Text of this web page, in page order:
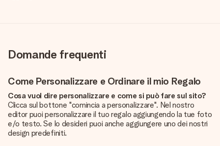
Domande frequenti
Come Personalizzare e Ordinare il mio Regalo
Cosa vuol dire personalizzare e come si può fare sul sito?
Clicca sul bottone "comincia a personalizzare". Nel nostro
editor puoi personalizzare il tuo regalo aggiungendo la tue foto
e/o testo. Se lo desideri puoi anche aggiungere uno dei nostri
design predefiniti.